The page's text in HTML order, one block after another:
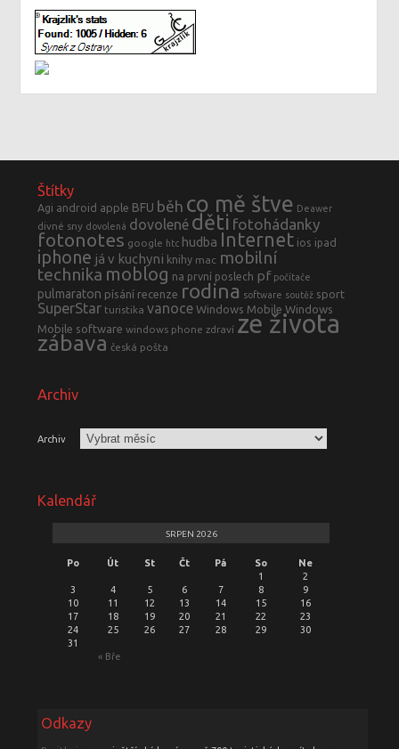
Štítky
Agi android apple BFU běh co mě štve Deawer
divné sny dovolená dovolené děti fotohádanky
fotonotes google htc hudba Internet ios ipad
iphone já v kuchyni knihy mac mobilní
technika moblog na první poslech pf počítače
pulmaraton písání recenze rodina software soutěž sport
SuperStar turistika vanoce Windows Mobile Windows
Mobile software windows phone zdraví ze života
zábava česká pošta
Archiv
Archiv
Kalendář
SRPEN 2026
Po Út St Čt Pá So Ne
« Bře
1
2
3
4 5 6 7 8
9
10
11 12 13 14 15
16
17
18 19 20 21 22
23
24
25 26 27 28 29
30
31
Odkazy